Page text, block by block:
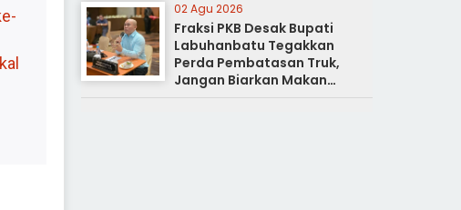
02 Agu 2026
Fraksi PKB Desak Bupati
Labuhanbatu Tegakkan
Perda Pembatasan Truk,
Jangan Biarkan Makan
Korban